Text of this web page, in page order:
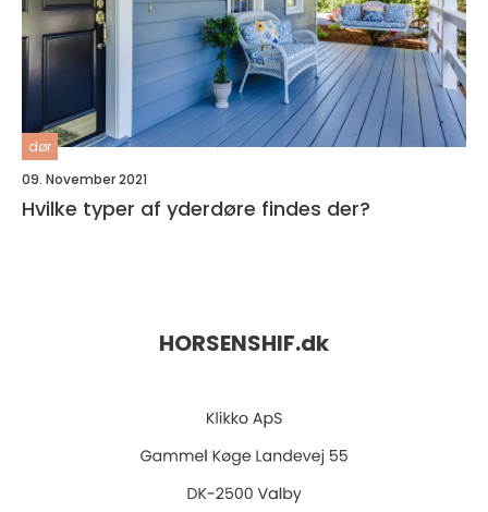
dør
09. November 2021
Hvilke typer af yderdøre findes der?
HORSENSHIF.dk